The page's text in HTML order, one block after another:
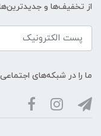
از تخفیف‌ها و
ما را در شبکه‌های